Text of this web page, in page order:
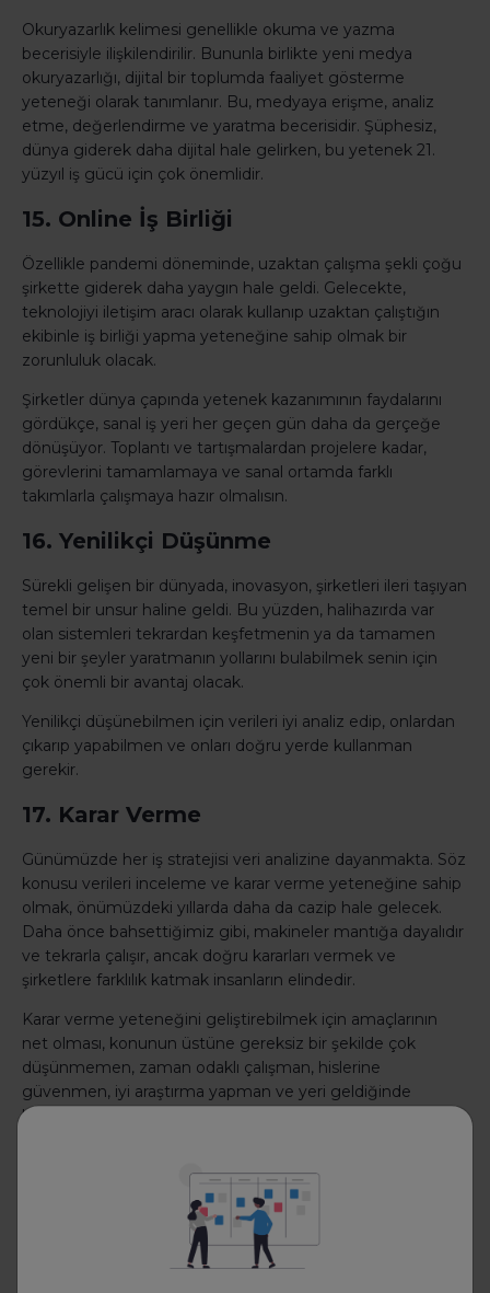
Okuryazarlık kelimesi genellikle okuma ve yazma
becerisiyle ilişkilendirilir. Bununla birlikte yeni medya
okuryazarlığı, dijital bir toplumda faaliyet gösterme
yeteneği olarak tanımlanır. Bu, medyaya erişme, analiz
etme, değerlendirme ve yaratma becerisidir. Şüphesiz,
dünya giderek daha dijital hale gelirken, bu yetenek 21.
yüzyıl iş gücü için çok önemlidir.
15. Online İş Birliği
Özellikle pandemi döneminde, uzaktan çalışma şekli çoğu
şirkette giderek daha yaygın hale geldi. Gelecekte,
teknolojiyi iletişim aracı olarak kullanıp uzaktan çalıştığın
ekibinle iş birliği yapma yeteneğine sahip olmak bir
zorunluluk olacak.
Şirketler dünya çapında yetenek kazanımının faydalarını
gördükçe, sanal iş yeri her geçen gün daha da gerçeğe
dönüşüyor. Toplantı ve tartışmalardan projelere kadar,
görevlerini tamamlamaya ve sanal ortamda farklı
takımlarla çalışmaya hazır olmalısın.
16. Yenilikçi Düşünme
Sürekli gelişen bir dünyada, inovasyon, şirketleri ileri taşıyan
temel bir unsur haline geldi. Bu yüzden, halihazırda var
olan sistemleri tekrardan keşfetmenin ya da tamamen
yeni bir şeyler yaratmanın yollarını bulabilmek senin için
çok önemli bir avantaj olacak.
Yenilikçi düşünebilmen için verileri iyi analiz edip, onlardan
çıkarıp yapabilmen ve onları doğru yerde kullanman
gerekir.
17. Karar Verme
Günümüzde her iş stratejisi veri analizine dayanmakta. Söz
konusu verileri inceleme ve karar verme yeteneğine sahip
olmak, önümüzdeki yıllarda daha da cazip hale gelecek.
Daha önce bahsettiğimiz gibi, makineler mantığa dayalıdır
ve tekrarla çalışır, ancak doğru kararları vermek ve
şirketlere farklılık katmak insanların elindedir.
Karar verme yeteneğini geliştirebilmek için amaçlarının
net olması, konunun üstüne gereksiz bir şekilde çok
düşünmemen, zaman odaklı çalışman, hislerine
güvenmen, iyi araştırma yapman ve yeri geldiğinde
bağımsız olarak düşünmen gerekir.
Robotlar ve yeni makineler, daha heyecan verici görevlere
devam etmemize olanak sağladıkları için harikadırlar ancak
uzmanlaşamadıkları şeylerden biri de koordinasyon